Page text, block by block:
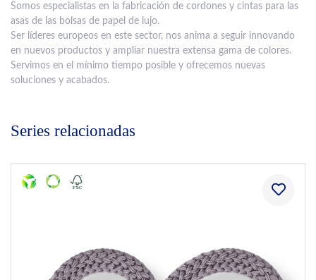
Somos especialistas en la fabricación de cordones y cintas para las
asas de las bolsas de papel de lujo.
Ser líderes europeos en este sector, nos anima a seguir innovando
en nuevos productos y ampliar nuestra extensa gama de colores.
Servimos en el mínimo tiempo posible y ofrecemos nuevas
soluciones y acabados.
Series relacionadas